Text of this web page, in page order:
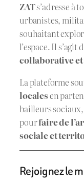
ZATs’adresse à
urbanistes,
souhaitant
l’espace. Il s’agit
collaborative
La plateforme
localesen
bailleurs
pourfaire de
sociale et
Rejoignez le